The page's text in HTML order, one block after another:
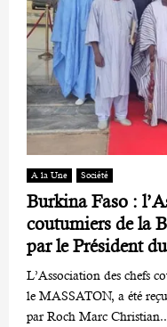
A la Une Société
Burkina Faso :
coutumiers de la
par le Président
L’Association des chefs
le MASSATON, a été
par Roch Marc